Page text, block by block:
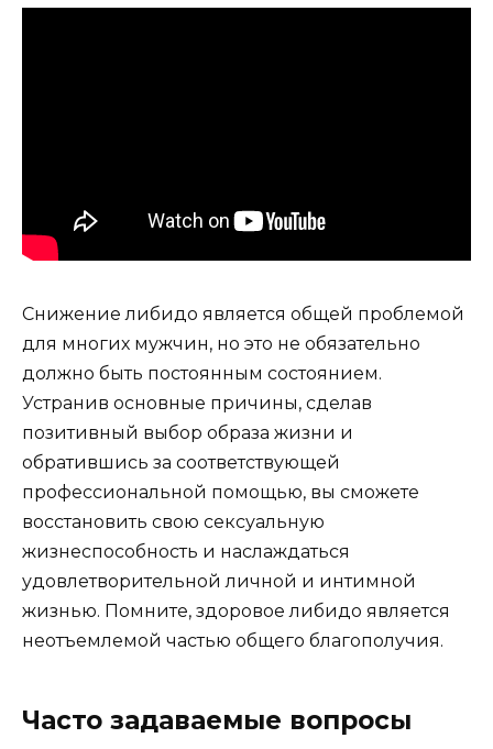
Снижение либидо является общей проблемой
для многих мужчин, но это не обязательно
должно быть постоянным состоянием.
Устранив основные причины, сделав
позитивный выбор образа жизни и
обратившись за соответствующей
профессиональной помощью, вы сможете
восстановить свою сексуальную
жизнеспособность и наслаждаться
удовлетворительной личной и интимной
жизнью. Помните, здоровое либидо является
неотъемлемой частью общего благополучия.
Часто задаваемые вопросы